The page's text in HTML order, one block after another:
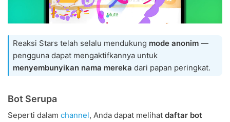
Reaksi Stars telah selalu mendukung mode anonim —
pengguna dapat mengaktifkannya untuk
menyembunyikan nama mereka dari papan peringkat.
Bot Serupa
Seperti dalam channel, Anda dapat melihat daftar bot